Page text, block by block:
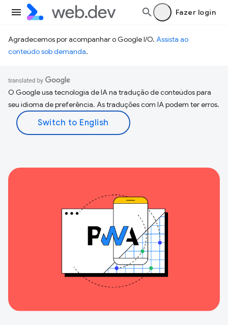
Fazer login
Agradecemos por acompanhar o Google I/O. Assista ao
conteúdo sob demanda.
O Google usa tecnologia de IA na tradução de conteúdos para
seu idioma de preferência. As traduções com IA podem ter erros.